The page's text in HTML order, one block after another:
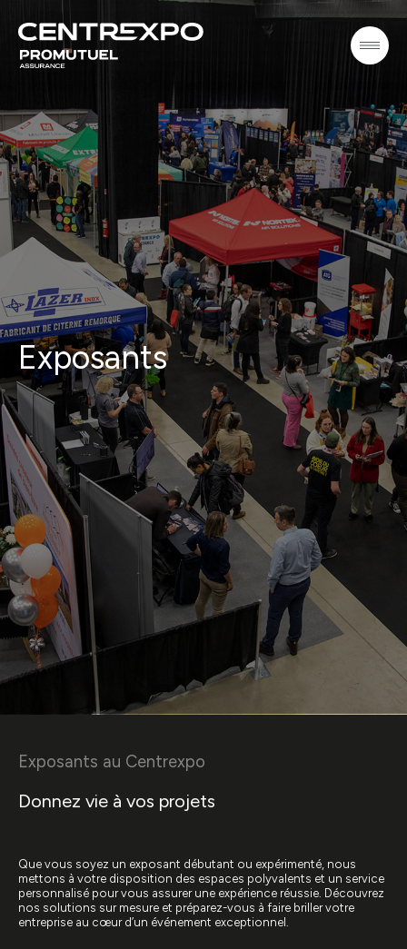
Exposants
Exposants au Centrexpo
Donnez vie à vos projets
Que vous soyez un exposant débutant ou expérimenté, nous
mettons à votre disposition des espaces polyvalents et un service
personnalisé pour vous assurer une expérience réussie. Découvrez
nos solutions sur mesure et préparez-vous à faire briller votre
entreprise au cœur d’un événement exceptionnel.